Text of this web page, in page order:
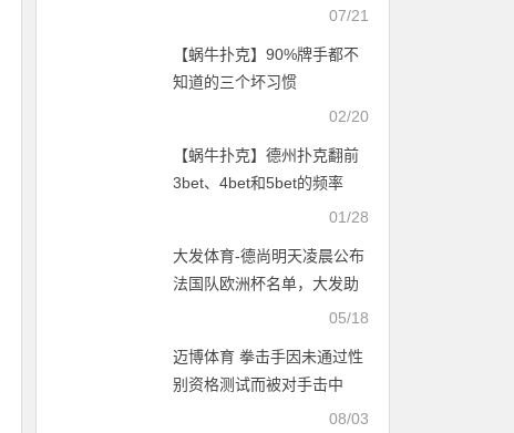
07/21
【蜗牛扑克】90%牌手都不
知道的三个坏习惯
02/20
【蜗牛扑克】德州扑克翻前
3bet、4bet和5bet的频率
01/28
大发体育-德尚明天凌晨公布
法国队欧洲杯名单，大发助
05/18
迈博体育 拳击手因未通过性
别资格测试而被对手击中
08/03